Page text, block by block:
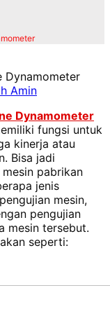
Dynamometer
Amin
Dynamometer
emiliki fungsi untuk
kinerja atau
Bisa jadi
pabrikan
jenis
mesin,
pengujian
mesin tersebut.
seperti: